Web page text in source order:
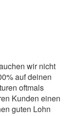
wir nicht
auf deinen
oftmals
Kunden einen
guten Lohn